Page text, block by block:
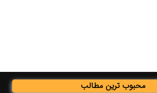
محبوب ترین مطالب